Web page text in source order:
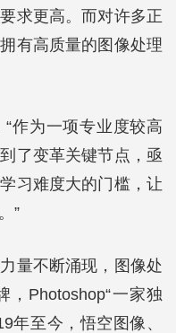
求更高。而对许多正
有高质量的图像处理
作为一项专业度较高
了变革关键节点，亟
习难度大的门槛，让
”
量不断涌现，图像处
Photoshop“一家独
年至今，悟空图像、